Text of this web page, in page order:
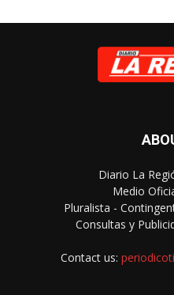
Diario La
Medio
Pluralista -
Consultas y
Contact us: